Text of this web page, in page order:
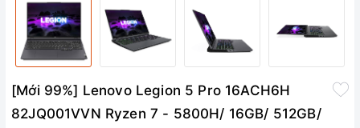
[Mới 99%] Lenovo Legion 5 Pro 16ACH6H
82JQ001VVN Ryzen 7 - 5800H/ 16GB/ 512GB/